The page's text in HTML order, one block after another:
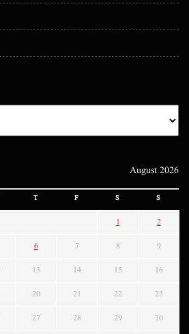
August 2026
T F S S
1 2
6 7 8 9
13 14 15 16
20 21 22 23
27 28 29 30